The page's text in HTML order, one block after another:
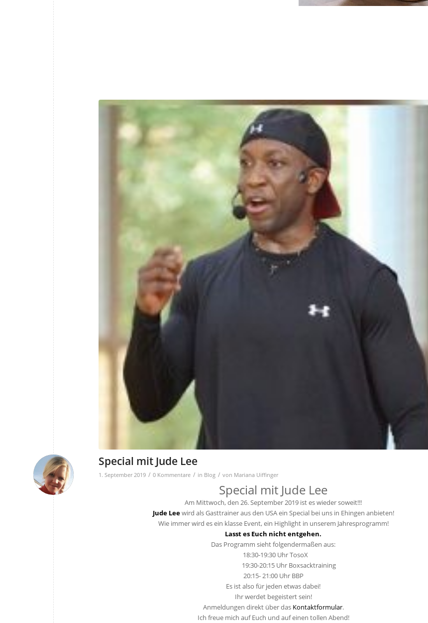
Special mit Jude Lee
1. September 2019 / 0 Kommentare / in Blog / von Mariana Uiffinger
Special mit Jude Lee
Am Mittwoch, den 26. September 2019 ist es wieder soweit!!!
Jude Leewird als Gasttrainer aus den USA ein Special bei uns in Ehingen anbieten!
Wie immer wird es ein klasse Event, ein Highlight in unserem Jahresprogramm!
Lasst es Euch nicht entgehen.
Das Programm sieht folgendermaßen aus:
18:30-19:30 Uhr TosoX
19:30-20:15 Uhr Boxsacktraining
20:15- 21:00 Uhr BBP
Es ist also für jeden etwas dabei!
Ihr werdet begeistert sein!
Anmeldungen direkt über das Kontaktformular.
Ich freue mich auf Euch und auf einen tollen Abend!